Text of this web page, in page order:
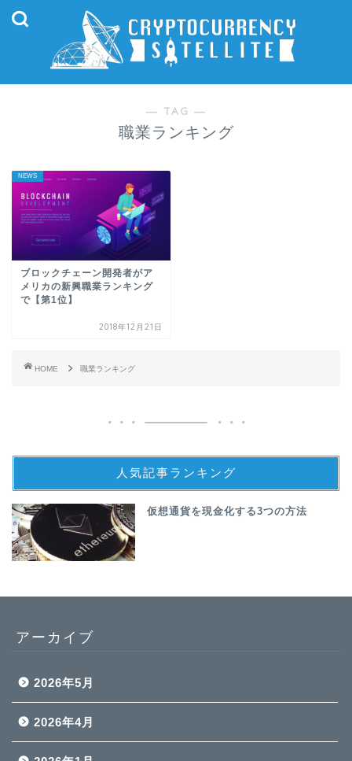
― TAG ―
職業ランキング
NEWS
ブロックチェーン開発者がア
メリカの新興職業ランキング
で【第1位】
2018年12月21日
HOME 職業ランキング
人気記事ランキング
仮想通貨を現金化する3つの方法
アーカイブ
2026年5月
2026年4月